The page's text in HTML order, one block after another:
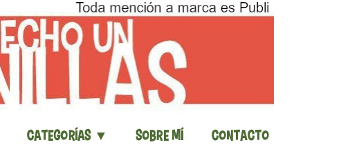
Categorías ▼ Sobre mí Contacto